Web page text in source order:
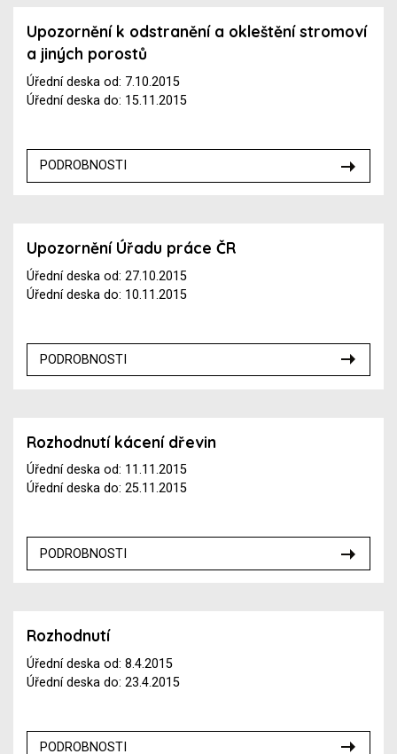
Upozornění k odstranění a okleštění stromoví
a jiných porostů
Úřední deska od: 7.10.2015
Úřední deska do: 15.11.2015
PODROBNOSTI
Upozornění Úřadu práce ČR
Úřední deska od: 27.10.2015
Úřední deska do: 10.11.2015
PODROBNOSTI
Rozhodnutí kácení dřevin
Úřední deska od: 11.11.2015
Úřední deska do: 25.11.2015
PODROBNOSTI
Rozhodnutí
Úřední deska od: 8.4.2015
Úřední deska do: 23.4.2015
PODROBNOSTI